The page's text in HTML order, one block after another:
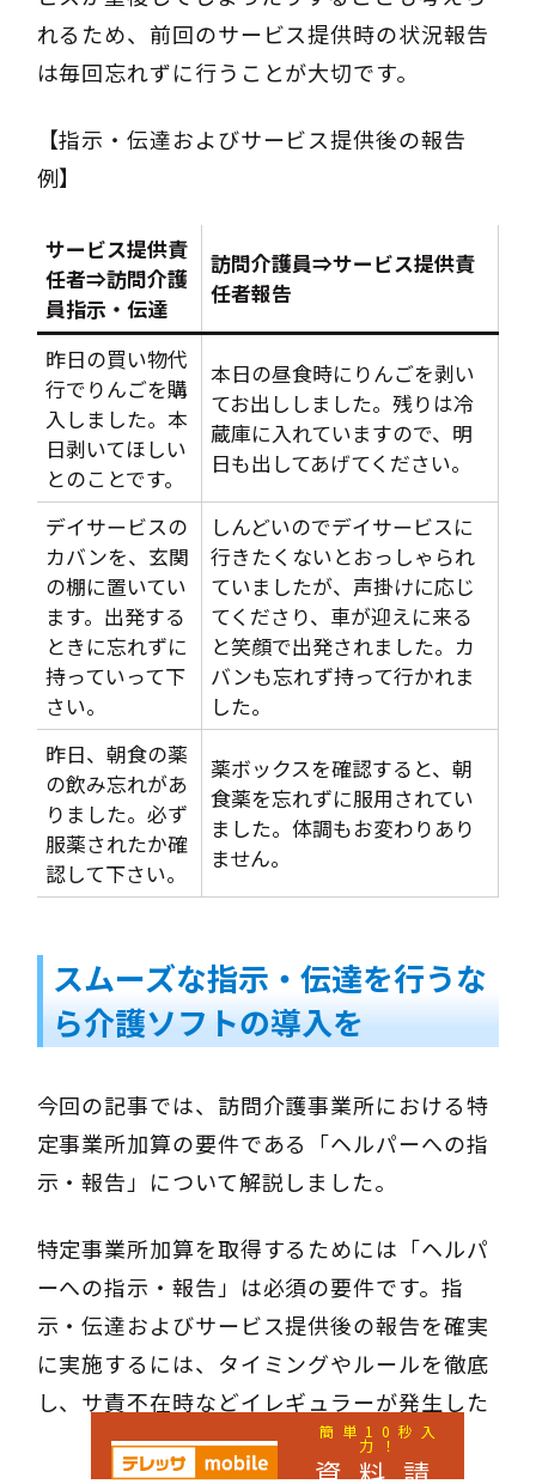
簡単10秒入
力！
資料請
れるため、前回のサービス提供時の状況報告
は毎回忘れずに行うことが大切です。
【指示・伝達およびサービス提供後の報告
例】
サービス提供責
任者⇒訪問介護
員指示・伝達
訪問介護員⇒サービス提供責
任者報告
昨日の買い物代
行でりんごを購
入しました。本
日剥いてほしい
とのことです。
本日の昼食時にりんごを剥い
てお出ししました。残りは冷
蔵庫に入れていますので、明
日も出してあげてください。
デイサービスの
カバンを、玄関
の棚に置いてい
ます。出発する
ときに忘れずに
持っていって下
さい。
しんどいのでデイサービスに
行きたくないとおっしゃられ
ていましたが、声掛けに応じ
てくださり、車が迎えに来る
と笑顔で出発されました。カ
バンも忘れず持って行かれま
した。
昨日、朝食の薬
の飲み忘れがあ
りました。必ず
服薬されたか確
認して下さい。
薬ボックスを確認すると、朝
食薬を忘れずに服用されてい
ました。体調もお変わりあり
ません。
スムーズな指示・伝達を行うな
ら介護ソフトの導入を
今回の記事では、訪問介護事業所における特
定事業所加算の要件である「ヘルパーへの指
示・報告」について解説しました。
特定事業所加算を取得するためには「ヘルパ
ーへの指示・報告」は必須の要件です。指
示・伝達およびサービス提供後の報告を確実
に実施するには、タイミングやルールを徹底
し、サ責不在時などイレギュラーが発生した
場合の対応方法も決めてしっかり運用するよ